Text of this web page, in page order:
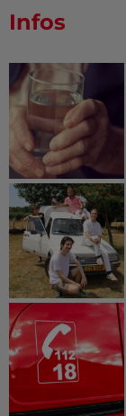
Infos